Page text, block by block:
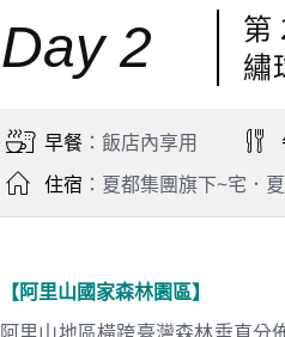
Day 2
第
繡
早餐：飯店內享用
住宿 ：夏都集團旗下~宅．
【阿里山國家森林園區】